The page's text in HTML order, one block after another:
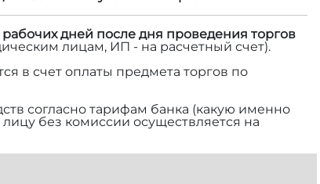
дней после дня проведения торгов
лицам, ИП - на расчетный счет).
в счет оплаты предмета торгов по
согласно тарифам банка (какую именно
без комиссии осуществляется на